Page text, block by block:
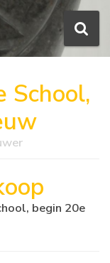
School,
begin 20e